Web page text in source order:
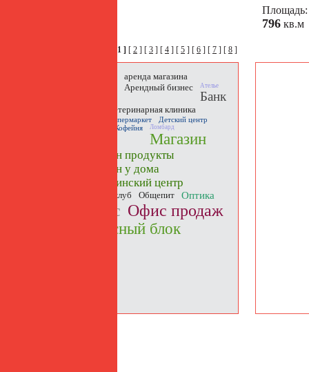
Площадь:
796 кв.м
[ 1 ] [ 2 ] [ 3 ] [ 4 ] [ 5 ] [ 6 ] [ 7 ] [ 8 ]
аренда магазина
Арендный бизнес
Ателье
Банк
Ветеринарная клиника
Винный супермаркет Детский центр
Кофейня Ломбард
Магазин
магазин продукты
магазин у дома
Медицинский центр
Ночной клуб Общепит Оптика
Офис Офис продаж
Офисный блок